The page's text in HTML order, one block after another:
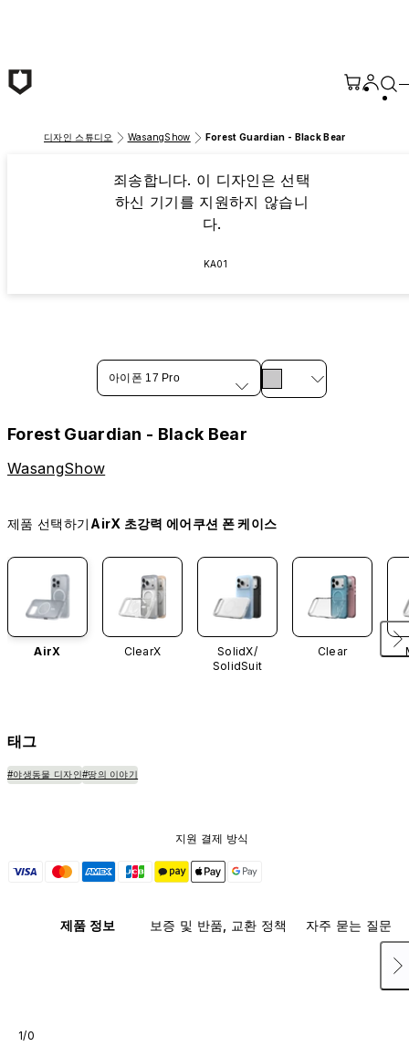
디자인 스튜디오 WasangShow Forest Guardian - Black Bear
죄송합니다. 이 디자인은 선택
하신 기기를 지원하지 않습니
다.
KA01
아이폰 17 Pro
Forest Guardian - Black Bear
WasangShow
제품 선택하기 AirX 초강력 에어쿠션 폰 케이스
AirX ClearX
SolidX/
SolidSuit
Clear
태그
#야생동물 디자인#땅의 이야기
지원 결제 방식
제품 정보 보증 및 반품, 교환 정책 자주 묻는 질문
1/0